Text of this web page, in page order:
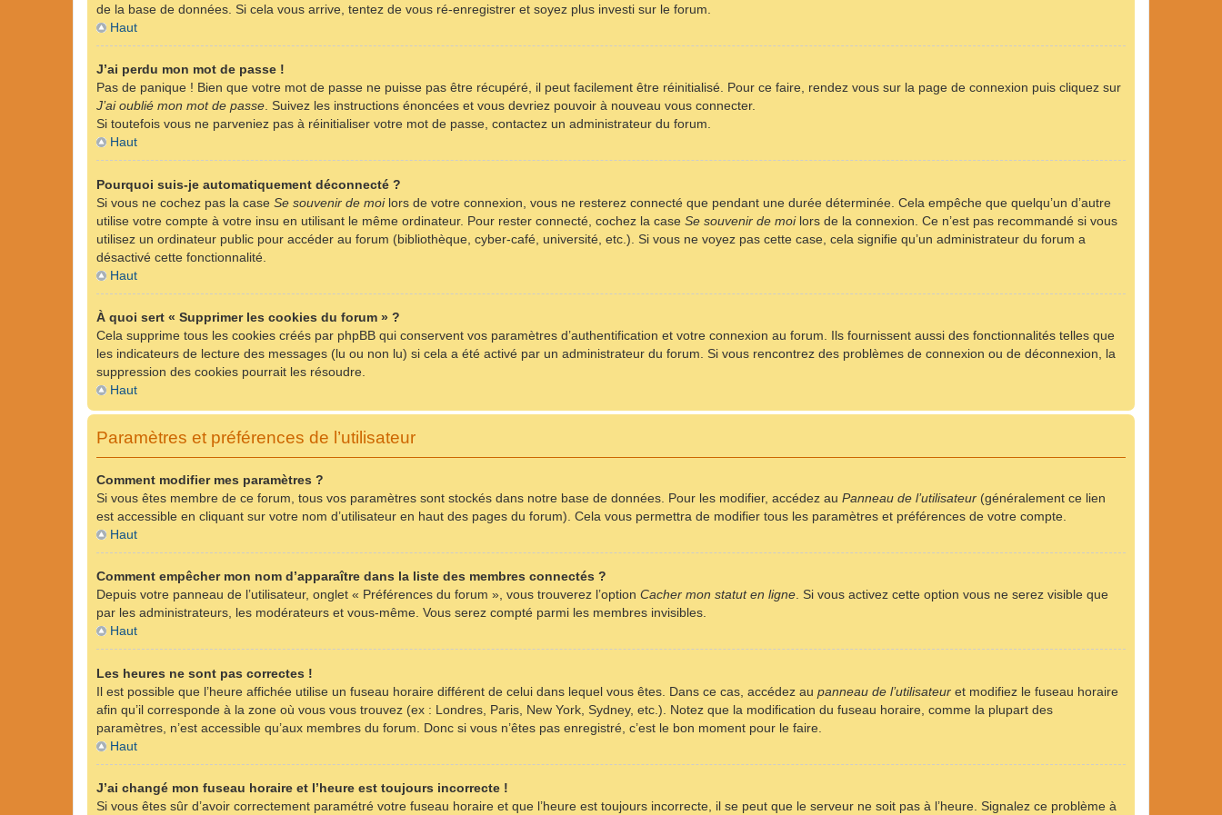
de la base de données. Si cela vous arrive, tentez de vous ré-enregistrer et soyez plus investi sur le forum.
Haut
J’ai perdu mon mot de passe !
Pas de panique ! Bien que votre mot de passe ne puisse pas être récupéré, il peut facilement être réinitialisé. Pour ce faire, rendez vous sur la page de connexion puis cliquez sur
J’ai oublié mon mot de passe. Suivez les instructions énoncées et vous devriez pouvoir à nouveau vous connecter.
Si toutefois vous ne parveniez pas à réinitialiser votre mot de passe, contactez un administrateur du forum.
Haut
Pourquoi suis-je automatiquement déconnecté ?
Si vous ne cochez pas la case Se souvenir de moilors de votre connexion, vous ne resterez connecté que pendant une durée déterminée. Cela empêche que quelqu’un d’autre
utilise votre compte à votre insu en utilisant le même ordinateur. Pour rester connecté, cochez la case Se souvenir de moilors de la connexion. Ce n’est pas recommandé si vous
utilisez un ordinateur public pour accéder au forum (bibliothèque, cyber-café, université, etc.). Si vous ne voyez pas cette case, cela signifie qu’un administrateur du forum a
désactivé cette fonctionnalité.
Haut
À quoi sert « Supprimer les cookies du forum » ?
Cela supprime tous les cookies créés par phpBB qui conservent vos paramètres d’authentification et votre connexion au forum. Ils fournissent aussi des fonctionnalités telles que
les indicateurs de lecture des messages (lu ou non lu) si cela a été activé par un administrateur du forum. Si vous rencontrez des problèmes de connexion ou de déconnexion, la
suppression des cookies pourrait les résoudre.
Haut
Paramètres et préférences de l’utilisateur
Comment modifier mes paramètres ?
Si vous êtes membre de ce forum, tous vos paramètres sont stockés dans notre base de données. Pour les modifier, accédez au Panneau de l’utilisateur (généralement ce lien
est accessible en cliquant sur votre nom d’utilisateur en haut des pages du forum). Cela vous permettra de modifier tous les paramètres et préférences de votre compte.
Haut
Comment empêcher mon nom d’apparaître dans la liste des membres connectés ?
Depuis votre panneau de l’utilisateur, onglet « Préférences du forum », vous trouverez l’option Cacher mon statut en ligne. Si vous activez cette option vous ne serez visible que
par les administrateurs, les modérateurs et vous-même. Vous serez compté parmi les membres invisibles.
Haut
Les heures ne sont pas correctes !
Il est possible que l’heure affichée utilise un fuseau horaire différent de celui dans lequel vous êtes. Dans ce cas, accédez au panneau de l’utilisateur et modifiez le fuseau horaire
afin qu’il corresponde à la zone où vous vous trouvez (ex : Londres, Paris, New York, Sydney, etc.). Notez que la modification du fuseau horaire, comme la plupart des
paramètres, n’est accessible qu’aux membres du forum. Donc si vous n’êtes pas enregistré, c’est le bon moment pour le faire.
Haut
J’ai changé mon fuseau horaire et l’heure est toujours incorrecte !
Si vous êtes sûr d’avoir correctement paramétré votre fuseau horaire et que l’heure est toujours incorrecte, il se peut que le serveur ne soit pas à l’heure. Signalez ce problème à